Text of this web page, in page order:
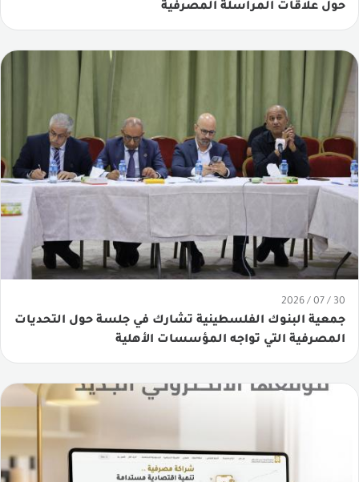
حقائق مصرفية
المركز الإعلامي
أخبار الجمعية
مقالات وتقارير
ألبوم الفيديو
مجلة البنوك
مصرفي
الصيرفة الإسلامية
الدور المجتمعي للبنوك
حول علاقات المراسلة المصرفية
30 / 07 / 2026
جمعية البنوك الفلسطينية تشارك في جلسة حول التحديات
المصرفية التي تواجه المؤسسات الأهلية